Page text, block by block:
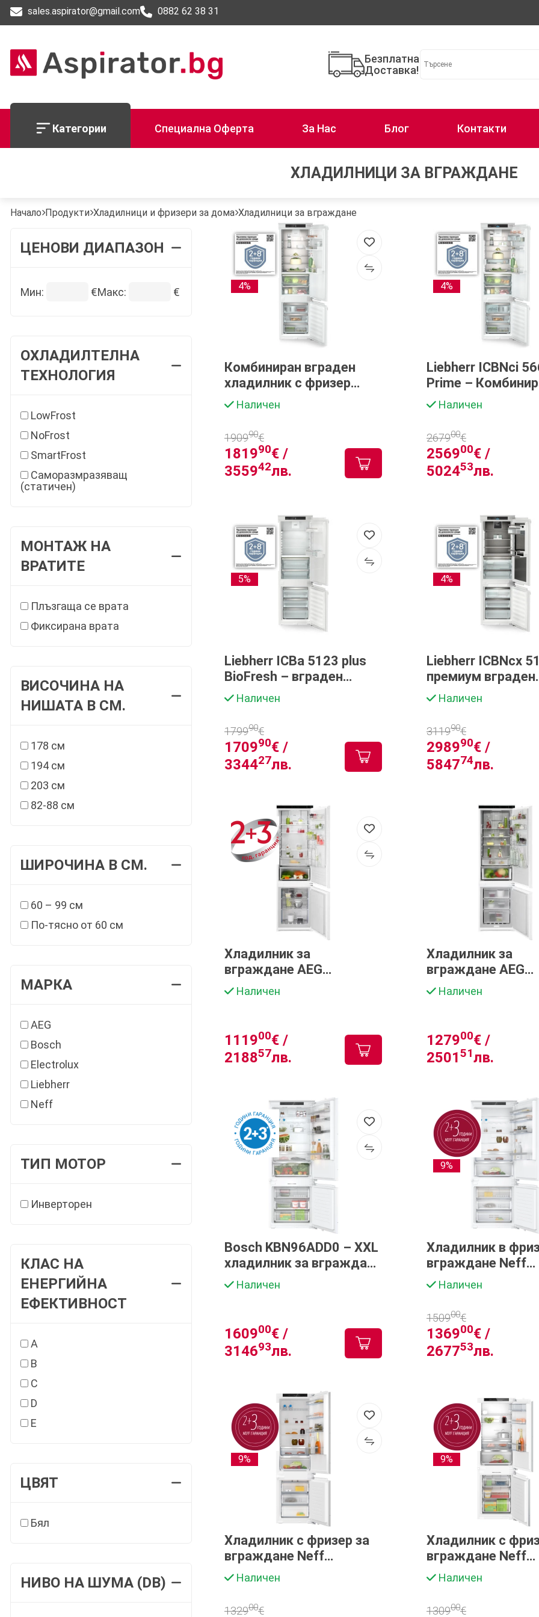
sales.aspirator@gmail.com 0882 62 38 31
Безплатна
Доставка!
Категории Специална Оферта За Нас Блог Контакти
ХЛАДИЛНИЦИ ЗА ВГРАЖДАНЕ
Начало Продукти Хладилници и фризери за дома Хладилници за вграждане
ЦЕНОВИ ДИАПАЗОН
Мин: €Макс: €
ОХЛАДИЛТЕЛНА
ТЕХНОЛОГИЯ
LowFrost
NoFrost
SmartFrost
Саморазмразяващ
(статичен)
МОНТАЖ НА
ВРАТИТЕ
Плъзгаща се врата
Фиксирана врата
ВИСОЧИНА НА
НИШАТА В СМ.
178 см
194 см
203 см
82-88 см
ШИРОЧИНА В СМ.
60 – 99 см
По-тясно от 60 см
МАРКА
AEG
Bosch
Electrolux
Liebherr
Neff
ТИП МОТОР
Инверторен
КЛАС НА
ЕНЕРГИЙНА
ЕФЕКТИВНОСТ
A
B
C
D
E
ЦВЯТ
Бял
НИВО НА ШУМA (DB)
4%
Комбиниран вграден
хладилник с фризер
Liebherr ICBNc 5623 Plus
Наличен
181990€ /
355942лв.
190990€
4%
Liebherr ICBNci
Prime –
вграден
Наличен
256900€ /
502453лв.
267900€
5%
Liebherr ICBa 5123 plus
BioFresh – вграден
хладилник-фризер
Наличен
170990€ /
334427лв.
179990€
4%
Liebherr ICBNcx
премиум вграден
хладилник-фризер
Наличен
298990€ /
584774лв.
311990€
Хладилник за
вграждане AEG
OSC7C191DS
Наличен
111900€ /
218857лв.
Хладилник за
вграждане AEG
NSC8M192DS
Наличен
127900€ /
250151лв.
Bosch KBN96ADD0 – XXL
хладилник за вграждане
с долен фризер, No Frost
Наличен
160900€ /
314693лв.
9%
Хладилник в
вграждане Neff
KB7962FE0
Наличен
136900€ /
267753лв.
150900€
9%
Хладилник с фризер за
вграждане Neff
KI7962FD0
Наличен
132900€
9%
Хладилник с
вграждане Neff
KI7863DD0
Наличен
130900€